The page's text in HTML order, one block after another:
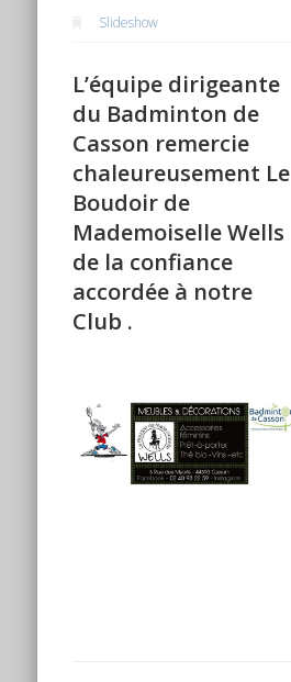
Slideshow
L’équipe dirigeante
du Badminton de
Casson remercie
chaleureusement Le
Boudoir de
Mademoiselle Wells
de la confiance
accordée à notre
Club .